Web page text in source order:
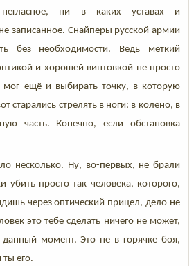
ни в каких уставах и
записанное. Снайперы русской армии
без необходимости. Ведь меткий
и хорошей винтовкой не просто
мог ещё и выбирать точку, в которую
старались стрелять в ноги: в колено, в
часть. Конечно, если обстановка
несколько. Ну, во-первых, не брали
убить просто так человека, которого,
через оптический прицел, дело не
это тебе сделать ничего не может,
момент. Это не в горячке боя,
ты его.